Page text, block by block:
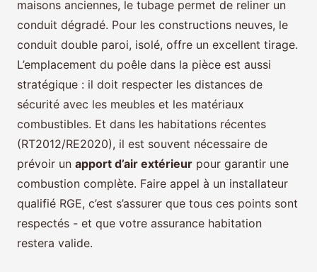
maisons anciennes, le tubage permet de reliner un
conduit dégradé. Pour les constructions neuves, le
conduit double paroi, isolé, offre un excellent tirage.
L’emplacement du poêle dans la pièce est aussi
stratégique : il doit respecter les distances de
sécurité avec les meubles et les matériaux
combustibles. Et dans les habitations récentes
(RT2012/RE2020), il est souvent nécessaire de
prévoir un apport d’air extérieur pour garantir une
combustion complète. Faire appel à un installateur
qualifié RGE, c’est s’assurer que tous ces points sont
respectés - et que votre assurance habitation
restera valide.